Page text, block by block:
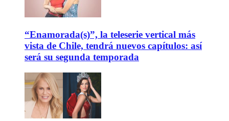
“Enamorada(s)”, la teleserie vertical más
vista de Chile, tendrá nuevos capítulos: así
será su segunda temporada